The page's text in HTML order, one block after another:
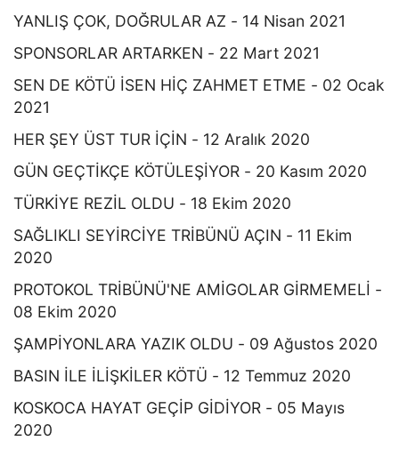
YANLIŞ ÇOK, DOĞRULAR AZ - 14 Nisan 2021
SPONSORLAR ARTARKEN - 22 Mart 2021
SEN DE KÖTÜ İSEN HİÇ ZAHMET ETME - 02 Ocak
2021
HER ŞEY ÜST TUR İÇİN - 12 Aralık 2020
GÜN GEÇTİKÇE KÖTÜLEŞİYOR - 20 Kasım 2020
TÜRKİYE REZİL OLDU - 18 Ekim 2020
SAĞLIKLI SEYİRCİYE TRİBÜNÜ AÇIN - 11 Ekim
2020
PROTOKOL TRİBÜNÜ'NE AMİGOLAR GİRMEMELİ -
08 Ekim 2020
ŞAMPİYONLARA YAZIK OLDU - 09 Ağustos 2020
BASIN İLE İLİŞKİLER KÖTÜ - 12 Temmuz 2020
KOSKOCA HAYAT GEÇİP GİDİYOR - 05 Mayıs
2020